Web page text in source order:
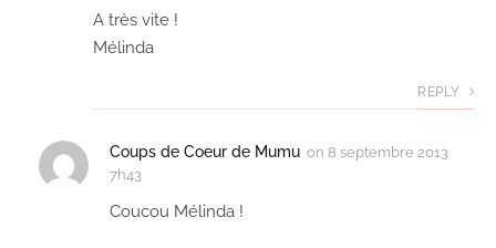
A très vite !
Mélinda
REPLY
Coups de Coeur de Mumu on 8 septembre 2013
7h43
Coucou Mélinda !